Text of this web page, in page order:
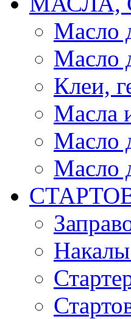
Масло
Масло
Клеи,
Масла
Масло
Масло
Накалы